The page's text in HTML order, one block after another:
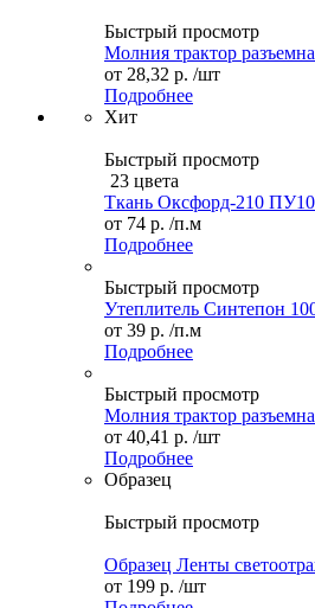
Быстрый просмотр
Молния трактор
от 28,32 р. /шт
Подробнее
Хит
Быстрый просмотр
23 цвета
Ткань Оксфорд-210
от 74 р. /п.м
Подробнее
Быстрый просмотр
Утеплитель Синтепон
от 39 р. /п.м
Подробнее
Быстрый просмотр
Молния трактор
от 40,41 р. /шт
Подробнее
Образец
Быстрый просмотр
Образец Ленты
от 199 р. /шт